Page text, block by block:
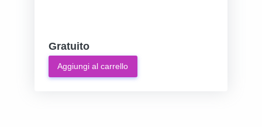
Gratuito
Aggiungi al carrello